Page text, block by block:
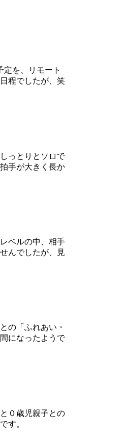
を、リモート
程でしたが、笑
っとりとソロで
手が大きく長か
ベルの中、相手
んでしたが、見
の「ふれあい・
になったようで
０歳児親子との
す。